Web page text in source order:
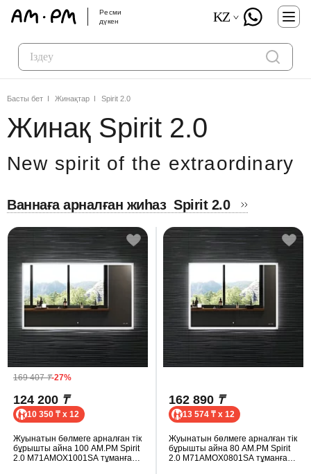
Ресми
дүкен
KZ
Басты бет Жинақтар Spirit 2.0
Жинақ Spirit 2.0
New spirit of the extraordinary
Ваннаға арналған жиһаз Spirit 2.0
169 407₸-27%
124 200 ₸
10 350 ₸ x 12
Жуынатын бөлмеге арналған тік
бұрышты айна 100 AM.PM Spirit
2.0 M71AMOX1001SA тұманға
162 890 ₸
13 574 ₸ x 12
Жуынатын бөлмеге арналған тік
бұрышты айна 80 AM.PM Spirit
2.0 M71AMOX0801SA тұманға